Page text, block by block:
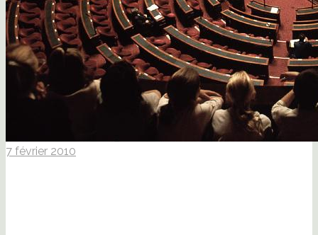
7 février 2010